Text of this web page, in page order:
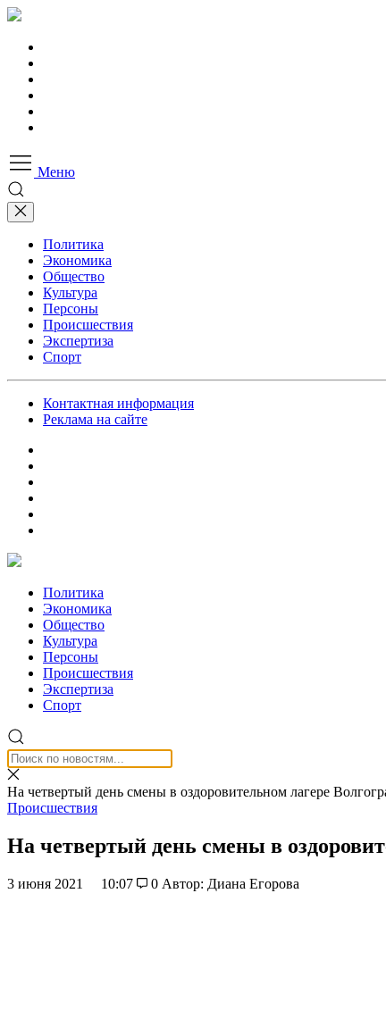
Меню
Политика
Экономика
Общество
Культура
Персоны
Происшествия
Экспертиза
Спорт
Контактная информация
Реклама на сайте
Политика
Экономика
Общество
Культура
Персоны
Происшествия
Экспертиза
Спорт
На четвертый день смены в оздоровительном лагере
Происшествия
На четвертый день смены в
3 июня 2021 10:07 0 Автор: Диана Егорова